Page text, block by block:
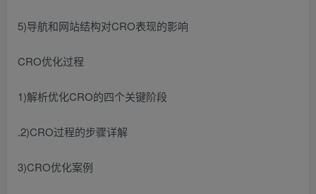
5)导航和网站结构对CRO表现的影响
CRO优化过程
1)解析优化CRO的四个关键阶段
.2)CRO过程的步骤详解
3)CRO优化案例